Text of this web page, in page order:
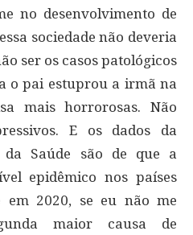
no desenvolvimento de
sociedade não deveria
ser os casos patológicos
o pai estuprou a irmã na
mais horrorosas. Não
E os dados da
da Saúde são de que a
epidêmico nos países
em 2020, se eu não me
maior causa de